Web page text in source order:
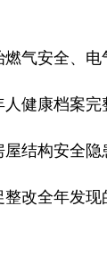
气安全、
人健康档案完
屋结构安全隐
改全年发现